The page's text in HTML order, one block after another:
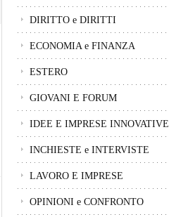
DIRITTO e DIRITTI
ECONOMIA e FINANZA
ESTERO
GIOVANI E FORUM
IDEE E IMPRESE INNOVATIVE
INCHIESTE e INTERVISTE
LAVORO E IMPRESE
OPINIONI e CONFRONTO